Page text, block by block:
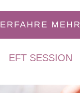
ERFAHRE MEHR
EFT SESSION